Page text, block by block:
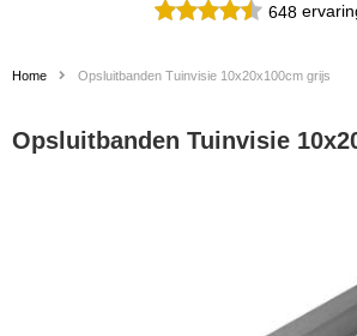
648
Home Opsluitbanden Tuinvisie 10x20x100cm grijs
Opsluitbanden Tuinvisie